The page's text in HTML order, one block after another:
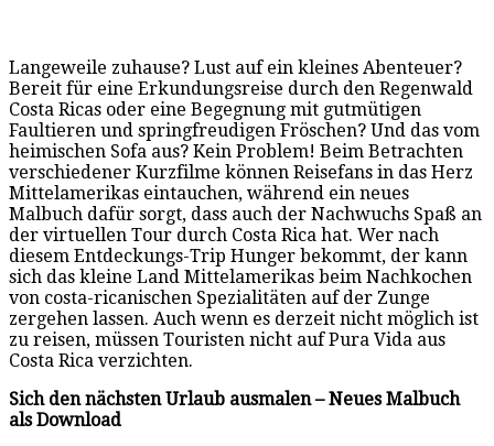
Langeweile zuhause? Lust auf ein kleines Abenteuer?
Bereit für eine Erkundungsreise durch den Regenwald
Costa Ricas oder eine Begegnung mit gutmütigen
Faultieren und springfreudigen Fröschen? Und das vom
heimischen Sofa aus? Kein Problem! Beim Betrachten
verschiedener Kurzfilme können Reisefans in das Herz
Mittelamerikas eintauchen, während ein neues
Malbuch dafür sorgt, dass auch der Nachwuchs Spaß an
der virtuellen Tour durch Costa Rica hat. Wer nach
diesem Entdeckungs-Trip Hunger bekommt, der kann
sich das kleine Land Mittelamerikas beim Nachkochen
von costa-ricanischen Spezialitäten auf der Zunge
zergehen lassen. Auch wenn es derzeit nicht möglich ist
zu reisen, müssen Touristen nicht auf Pura Vida aus
Costa Rica verzichten.
Sich den nächsten Urlaub ausmalen – Neues Malbuch
als Download